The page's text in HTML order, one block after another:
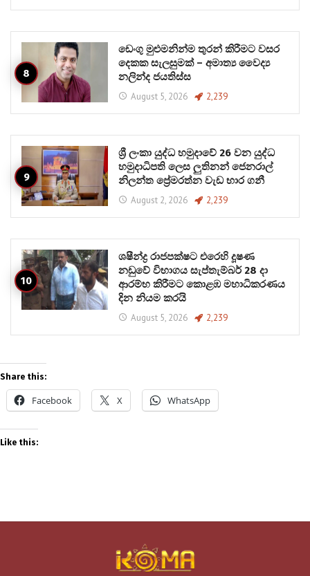
ඩෙංගු මුළුමනින්ම තුරන් කිරීමට වසර
දෙකක සැලසුමක් – අමාත්‍ය වෛද්‍ය
නලින්ද ජයතිස්ස
August 5, 2026 2,239
ශ්‍රී ලංකා යුද්ධ හමුදාවේ 26 වන යුද්ධ
හමුදාධිපති ලෙස ලුතිනන් ජෙනරාල්
නිලන්ත ප්‍රේමරත්න වැඩ භාර ගනී
August 2, 2026 2,239
ශෂීන්ද්‍ර රාජපක්ෂට එරෙහි දූෂණ
නඩුවේ විභාගය සැප්තැම්බර් 28 දා
ආරම්භ කිරීමට කොළඹ මහාධිකරණය
දින නියම කරයි
August 5, 2026 2,239
Share this:
Facebook X WhatsApp
Like this: